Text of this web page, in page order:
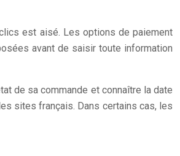
est aisé. Les options de paiement
avant de saisir toute information
de sa commande et connaître la date
sites français. Dans certains cas, les